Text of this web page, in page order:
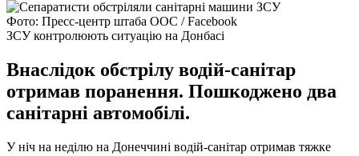
Фото: Пресс-центр штаба ООС / Facebook
ЗСУ контролюють ситуацію на Донбасі
Внаслідок обстрілу водій-санітар
отримав поранення. Пошкоджено два
санітарні автомобілі.
У ніч на неділю на Донеччині водій-санітар отримав тяжке